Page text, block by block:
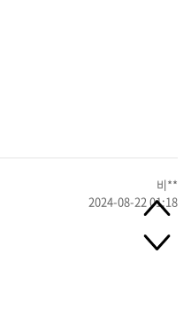
비**
2024-08-22 01:18